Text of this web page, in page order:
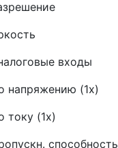
входы
напряжению (1х)
току (1х)
способность